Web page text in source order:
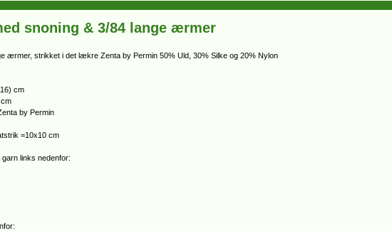
snoning & 3/84 lange ærmer
ærmer, strikket i det lækre Zenta by Permin 50% Uld, 30% Silke og 20% Nylon
cm
by Permin
=10x10 cm
links nedenfor: